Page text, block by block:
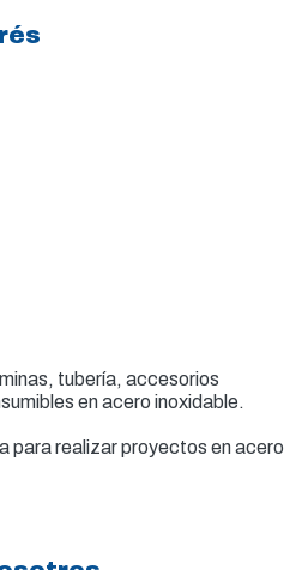
tubería, accesorios
en acero inoxidable.
para realizar proyectos en acero